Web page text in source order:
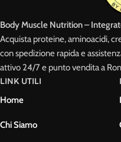
Body Muscle Nutrition –
Acquista proteine, aminoacidi,
con spedizione rapida e
attivo 24/7 e punto vendita a
LINK UTILI
Home
Chi Siamo